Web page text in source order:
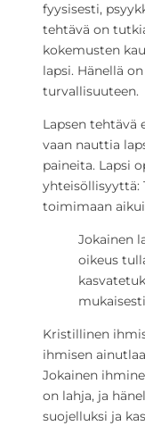
fyysisesti,
tehtävä on
kokemusten
lapsi. Hänellä
turvallisuuteen.
Lapsen tehtävä
vaan nauttia
paineita. Lapsi
yhteisöllisyyttä:
toimimaan
Jokainen
oikeus
Kristillinen
ihmisen
Jokainen
on lahja, ja
suojelluksi ja